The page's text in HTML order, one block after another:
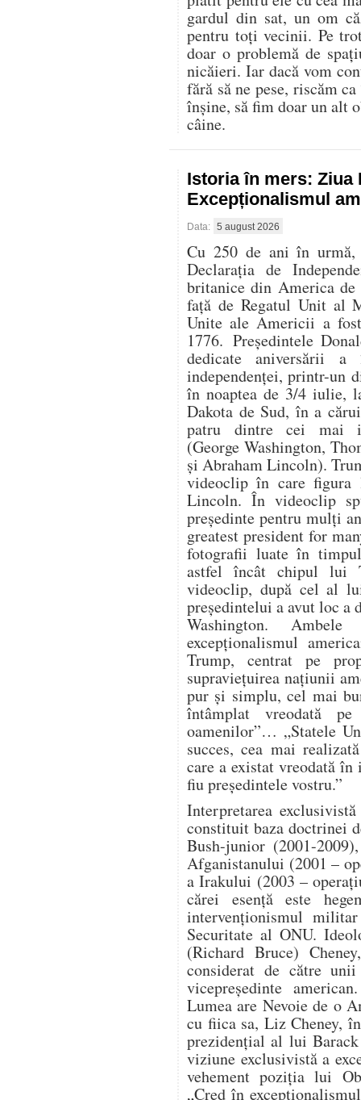
gardul din sat, un om
pentru toți vecinii. Pe
doar o problemă de
nicăieri. Iar dacă vom
fără să ne pese, riscăm
înșine, să fim doar un alt
câine.
Istoria în mers: Ziua
Excepționalismul
Data: 5 august 2026
Cu 250 de ani în
Declarația de
britanice din America de
față de Regatul Unit al
Unite ale Americii a
1776. Președintele
dedicate aniversării
independenței, printr-un
în noaptea de 3/4 iulie,
Dakota de Sud, în a
patru dintre cei mai
(George Washington,
și Abraham Lincoln).
videoclip în care figura
Lincoln. În videoclip
președinte pentru mulți
greatest president for
fotografii luate în
astfel încât chipul lui
videoclip, după cel al
președintelui a avut loc a
Washington.
excepționalismul
Trump, centrat pe
supraviețuirea națiunii
pur și simplu, cel mai
întâmplat vreodată
oamenilor”… „Statele
succes, cea mai
care a existat vreodată
fiu președintele vostru.”
Interpretarea
constituit baza doctrinei
Bush-junior (2001-
Afganistanului (2001 –
a Irakului (2003 –
cărei esență este
intervenționismul
Securitate al ONU.
(Richard Bruce)
considerat de către
vicepreședinte
Lumea are Nevoie de o
cu fiica sa, Liz Cheney,
prezidențial al lui Barack
viziune exclusivistă a
vehement poziția lui
„Cred în